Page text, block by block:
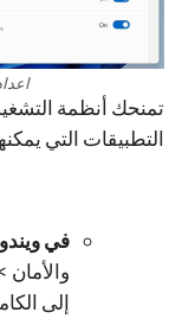
تمنحك أنظمة
التطبيقات التي
في ويندوز
والأمان
إلى